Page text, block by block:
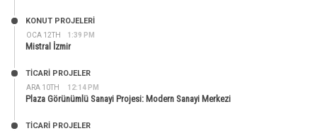
OCA 12TH 1:39 PM
KONUT PROJELERI
Mistral İzmir
ARA 10TH 12:14 PM
TİCARİ PROJELER
Plaza Görünümlü Sanayi Projesi: Modern Sanayi Merkezi
TİCARİ PROJELER